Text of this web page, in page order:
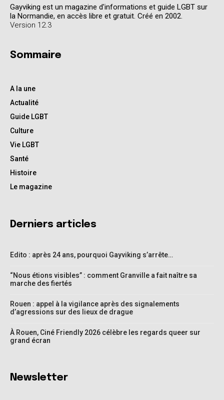
Gayviking est un magazine d'informations et guide LGBT sur
la Normandie, en accès libre et gratuit. Créé en 2002.
Version 12.3
Sommaire
A la une
Actualité
Guide LGBT
Culture
Vie LGBT
Santé
Histoire
Le magazine
Derniers articles
Edito : après 24 ans, pourquoi Gayviking s’arrête…
“Nous étions visibles” : comment Granville a fait naître sa
marche des fiertés
Rouen : appel à la vigilance après des signalements
d’agressions sur des lieux de drague
À Rouen, Ciné Friendly 2026 célèbre les regards queer sur
grand écran
Newsletter